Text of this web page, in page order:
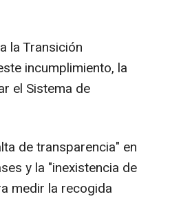
la Transición
incumplimiento, la
el Sistema de
de transparencia" en
y la "inexistencia de
medir la recogida